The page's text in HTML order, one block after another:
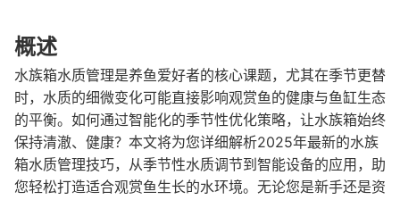
概述
水族箱水质管理是养鱼爱好者的核心课题，尤其在季节更替
时，水质的细微变化可能直接影响观赏鱼的健康与鱼缸生态
的平衡。如何通过智能化的季节性优化策略，让水族箱始终
保持清澈、健康？本文将为您详细解析2025年最新的水族
箱水质管理技巧，从季节性水质调节到智能设备的应用，助
您轻松打造适合观赏鱼生长的水环境。无论您是新手还是资